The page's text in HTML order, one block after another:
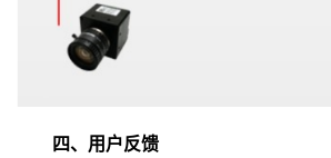
四、用户反馈